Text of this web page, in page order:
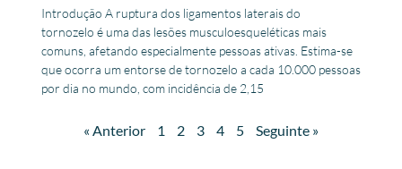
Introdução A ruptura dos ligamentos laterais do
tornozelo é uma das lesões musculoesqueléticas mais
comuns, afetando especialmente pessoas ativas. Estima-se
que ocorra um entorse de tornozelo a cada 10.000 pessoas
por dia no mundo, com incidência de 2,15
« Anterior 1 2 3 4 5 Seguinte »